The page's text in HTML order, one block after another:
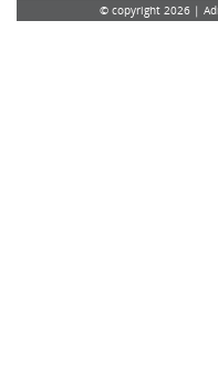
© copyright 2026 |